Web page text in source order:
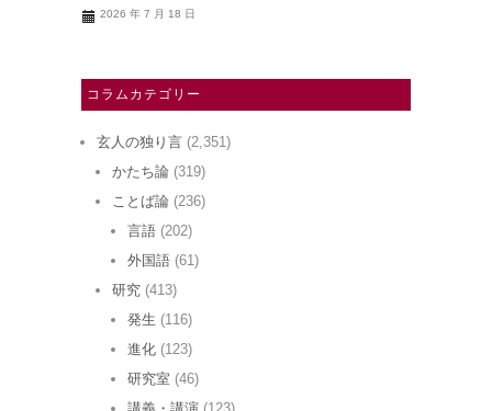
2026 年 7 月 18 日
コラムカテゴリー
玄人の独り言 (2,351)
かたち論 (319)
ことば論 (236)
言語 (202)
外国語 (61)
研究 (413)
発生 (116)
進化 (123)
研究室 (46)